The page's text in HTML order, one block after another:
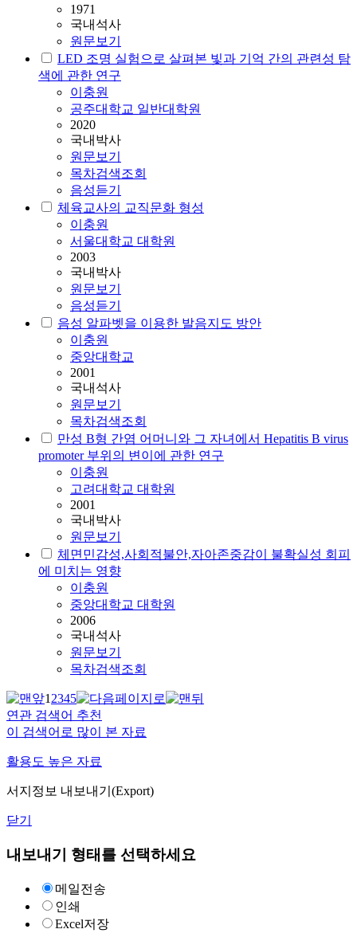
1971
국내석사
원문보기
LED 조명 실험으로 살펴본 빛과 기억 간의 관련성 탐
색에 관한 연구
이충원
공주대학교 일반대학원
2020
국내박사
원문보기
목차검색조회
음성듣기
체육교사의 교직문화 형성
이충원
서울대학교 대학원
2003
국내박사
원문보기
음성듣기
음성 알파벳을 이용한 발음지도 방안
이충원
중앙대학교
2001
국내석사
원문보기
목차검색조회
만성 B형 간염 어머니와 그 자녀에서 Hepatitis B virus
promoter 부위의 변이에 관한 연구
이충원
고려대학교 대학원
2001
국내박사
원문보기
체면민감성,사회적불안,자아존중감이 불확실성 회피
에 미치는 영향
이충원
중앙대학교 대학원
2006
국내석사
원문보기
목차검색조회
12345
연관 검색어 추천
이 검색어로 많이 본 자료
활용도 높은 자료
서지정보 내보내기(Export)
닫기
내보내기 형태를 선택하세요
메일전송
인쇄
Excel저장